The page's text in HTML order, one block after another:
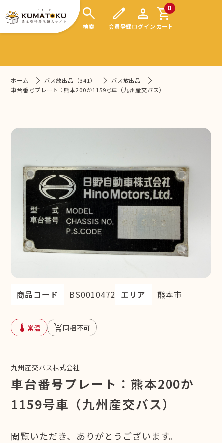
search
検索
edit
会員登録
person
ログイン
0
shopping_cart
カート
ホーム バス放出品（341）
バス放出品
車台番号プレート：熊本200か1159号車（九州産交バス）
商品コード BS0010472 エリア 熊本市
device_thermostat 常温 remove_shopping_cart同梱不可
九州産交バス株式会社
車台番号プレート：熊本200か
1159号車（九州産交バス）
閲覧いただき、ありがとうございます。